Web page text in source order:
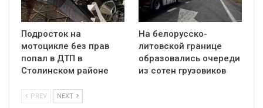
Подросток на
мотоцикле без прав
попал в ДТП в
Столинском районе
На белорусско-
литовской границе
образовались очереди
из сотен грузовиков
PREV NEXT